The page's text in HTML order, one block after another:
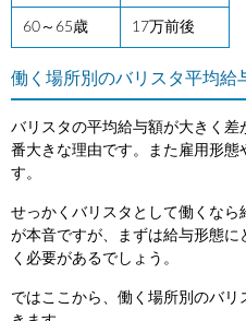
60～65歳 17万前後
働く場所別のバリスタ平均給
バリスタの平均給与額が大きく
番大きな理由です。また雇用形態
す。
せっかくバリスタとして働くな
が本音ですが、まずは給与形態
く必要があるでしょう。
ではここから、働く場所別のバ